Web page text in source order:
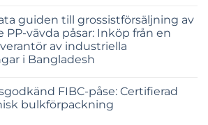
guiden till grossistförsäljning av
PP-vävda påsar: Inköp från en
av industriella
i Bangladesh
FIBC-påse: Certifierad
bulkförpackning